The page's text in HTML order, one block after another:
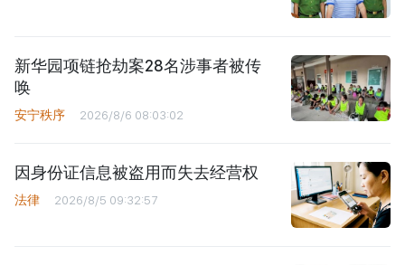
新华园项链抢劫案28名涉事者被传
唤
安宁秩序 2026/8/6 08:03:02
因身份证信息被盗用而失去经营权
法律 2026/8/5 09:32:57